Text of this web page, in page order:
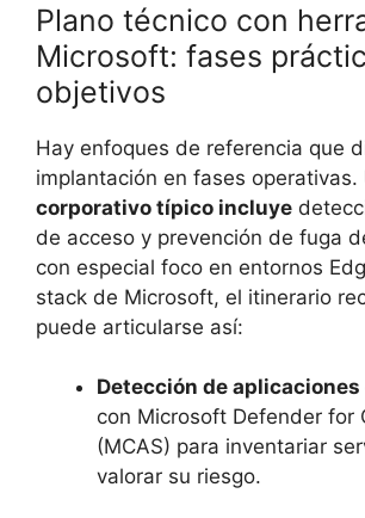
Plano técnico con
Microsoft: fases
objetivos
Hay enfoques de referencia que
implantación en fases operativas.
corporativo típico incluye
de acceso y prevención de fuga
con especial foco en entornos
stack de Microsoft, el itinerario
puede articularse así:
Detección de aplicaciones
con Microsoft Defender for
(MCAS) para inventariar
valorar su riesgo.